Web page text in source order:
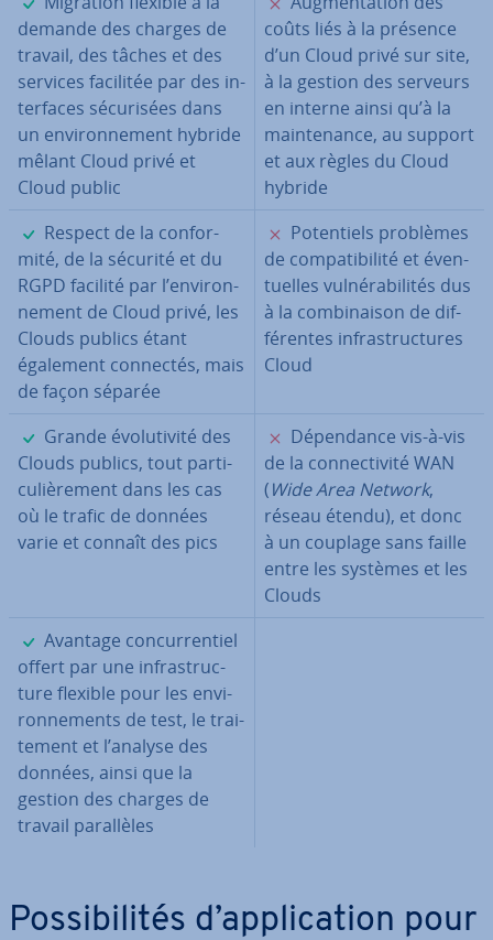
demande des charges de
travail, des tâches et des
services facilitée par des in­
ter­faces sé­cu­ri­sées dans
un en­vi­ron­ne­ment hybride
mêlant Cloud privé et
Cloud public
coûts liés à la présence
d’un Cloud privé sur site,
à la gestion des serveurs
en interne ainsi qu’à la
main­te­nance, au support
et aux règles du Cloud
hybride
✓
Respect de la con­for­
mité, de la sécurité et du
RGPD facilité par l’en­vi­ron­
ne­ment de Cloud privé, les
Clouds publics étant
également connectés, mais
de façon séparée
✗
Po­ten­tiels problèmes
de com­pa­ti­bi­lité et éven­
tuelles vul­né­ra­bi­li­tés dus
à la com­bi­nai­son de dif­
fé­rentes in­fras­truc­tures
Cloud
✓
Grande évo­lu­ti­vité des
Clouds publics, tout par­ti­
cu­liè­re­ment dans les cas
où le trafic de données
varie et connaît des pics
✗
Dé­pen­dance vis-à-vis
de la con­nec­ti­vité WAN
(Wide Area Network,
réseau étendu), et donc
à un couplage sans faille
entre les systèmes et les
Clouds
✓
Avantage con­cur­ren­tiel
offert par une in­fras­truc­
ture flexible pour les en­vi­
ron­ne­ments de test, le trai­
te­ment et l’analyse des
données, ainsi que la
gestion des charges de
travail pa­ral­lèles
Pos­si­bi­li­tés d’ap­pli­ca­tion pour